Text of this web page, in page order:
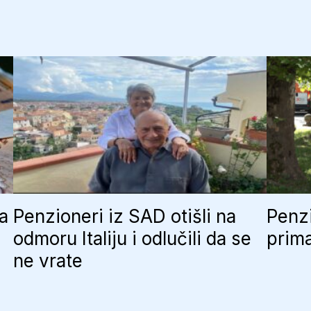
Penzioneri iz SAD otišli na
odmoru Italiju i odlučili da se
ne vrate